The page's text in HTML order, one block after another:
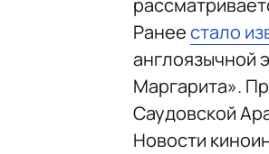
Ранеестало
англоязычной
Маргарита».
Саудовской
Новости